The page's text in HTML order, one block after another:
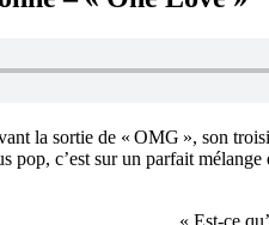
la sortie de « OMG », son
pop, c’est sur un parfait
« Est-ce